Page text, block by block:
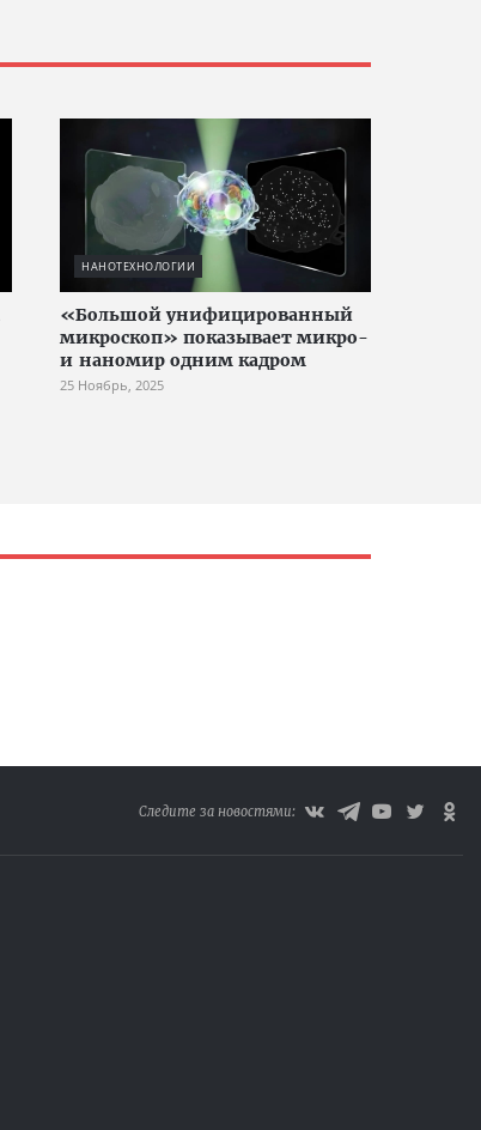
НАНОТЕХНОЛОГИИ
«Большой унифицированный
микроскоп» показывает микро-
и наномир одним кадром
25 Ноябрь, 2025
Следите за новостями: